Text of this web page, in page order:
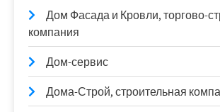
Дом Фасада и Кровли, торгово-
компания
Дом-сервис
Дома-Строй, строительная